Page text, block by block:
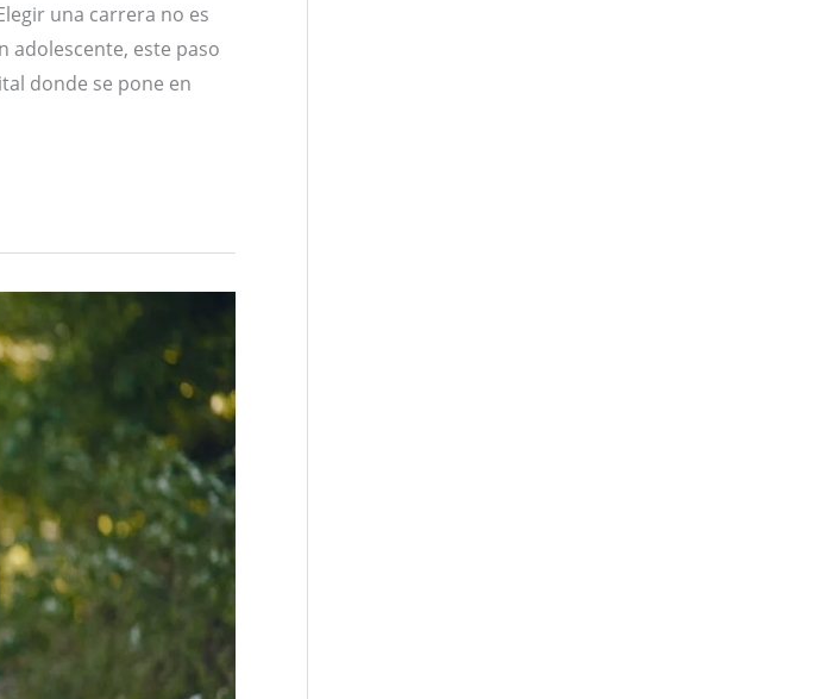
una carrera no es
adolescente, este paso
donde se pone en